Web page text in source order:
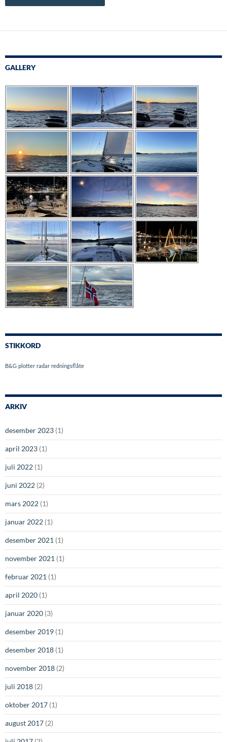
GALLERY
STIKKORD
B&G plotter radar redningsflåte
ARKIV
desember 2023 (1)
april 2023 (1)
juli 2022 (1)
juni 2022 (2)
mars 2022 (1)
januar 2022 (1)
desember 2021 (1)
november 2021 (1)
februar 2021 (1)
april 2020 (1)
januar 2020 (3)
desember 2019 (1)
desember 2018 (1)
november 2018 (2)
juli 2018 (2)
oktober 2017 (1)
august 2017 (2)